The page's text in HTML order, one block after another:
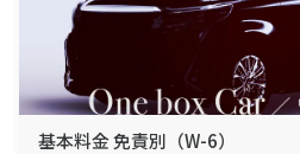
基本料金 免責別（W-6）